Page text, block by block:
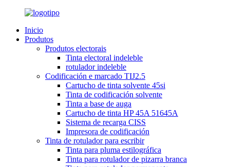
Inicio
Produtos
Produtos electorais
Tinta electoral indeleble
rotulador indeleble
Codificación e marcado TIJ2.5
Cartucho de tinta solvente 45si
Tinta de codificación solvente
Tinta a base de auga
Cartucho de tinta HP 45A 51645A
Sistema de recarga CISS
Impresora de codificación
Tinta de rotulador para escribir
Tinta para pluma estilográfica
Tinta para rotulador de pizarra branca